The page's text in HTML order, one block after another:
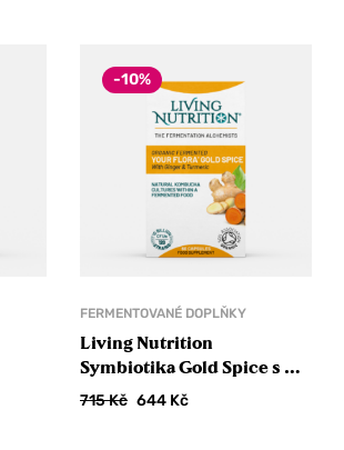
-10%
FERMENTOVANÉ DOPLŇKY
Living Nutrition
Symbiotika Gold Spice s bio
kurkumou a bio zázvorem
715Kč 644 Kč